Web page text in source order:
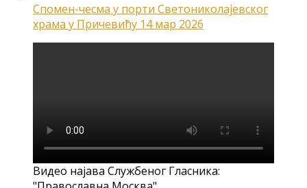
Спомен-чесма у порти Светониколајевског
храма у Причевићу 14 мар 2026
Видео најава Службеног Гласника: